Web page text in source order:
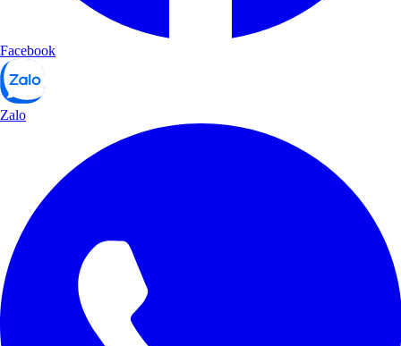
Facebook
Zalo